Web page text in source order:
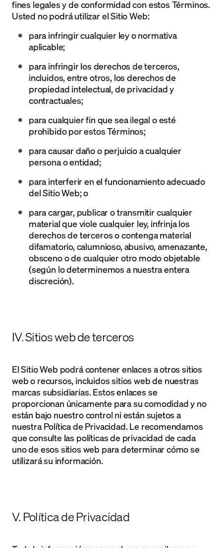
fines legales y de conformidad con estos Términos.
Usted no podrá utilizar el Sitio Web:
para infringir cualquier ley o normativa
aplicable;
para infringir los derechos de terceros,
incluidos, entre otros, los derechos de
propiedad intelectual, de privacidad y
contractuales;
para cualquier fin que sea ilegal o esté
prohibido por estos Términos;
para causar daño o perjuicio a cualquier
persona o entidad;
para interferir en el funcionamiento adecuado
del Sitio Web; o
para cargar, publicar o transmitir cualquier
material que viole cualquier ley, infrinja los
derechos de terceros o contenga material
difamatorio, calumnioso, abusivo, amenazante,
obsceno o de cualquier otro modo objetable
(según lo determinemos a nuestra entera
discreción).
IV. Sitios web de terceros
El Sitio Web podrá contener enlaces a otros sitios
web o recursos, incluidos sitios web de nuestras
marcas subsidiarias. Estos enlaces se
proporcionan únicamente para su comodidad y no
están bajo nuestro control ni están sujetos a
nuestra Política de Privacidad. Le recomendamos
que consulte las políticas de privacidad de cada
uno de esos sitios web para determinar cómo se
utilizará su información.
V. Política de Privacidad